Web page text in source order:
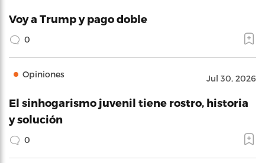
Voy a Trump y pago doble
0
Opiniones Jul 30, 2026
El sinhogarismo juvenil tiene rostro, historia
y solución
0